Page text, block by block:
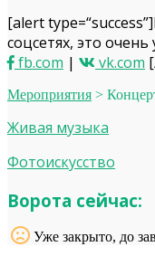
[alert
соцсетях, это очень
fb.com | vk.com
Мероприятия >
Живая музыка
Фотоискусство
Ворота сейчас:
Уже закрыто, до